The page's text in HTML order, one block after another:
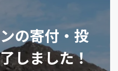
の寄付・投
しました！